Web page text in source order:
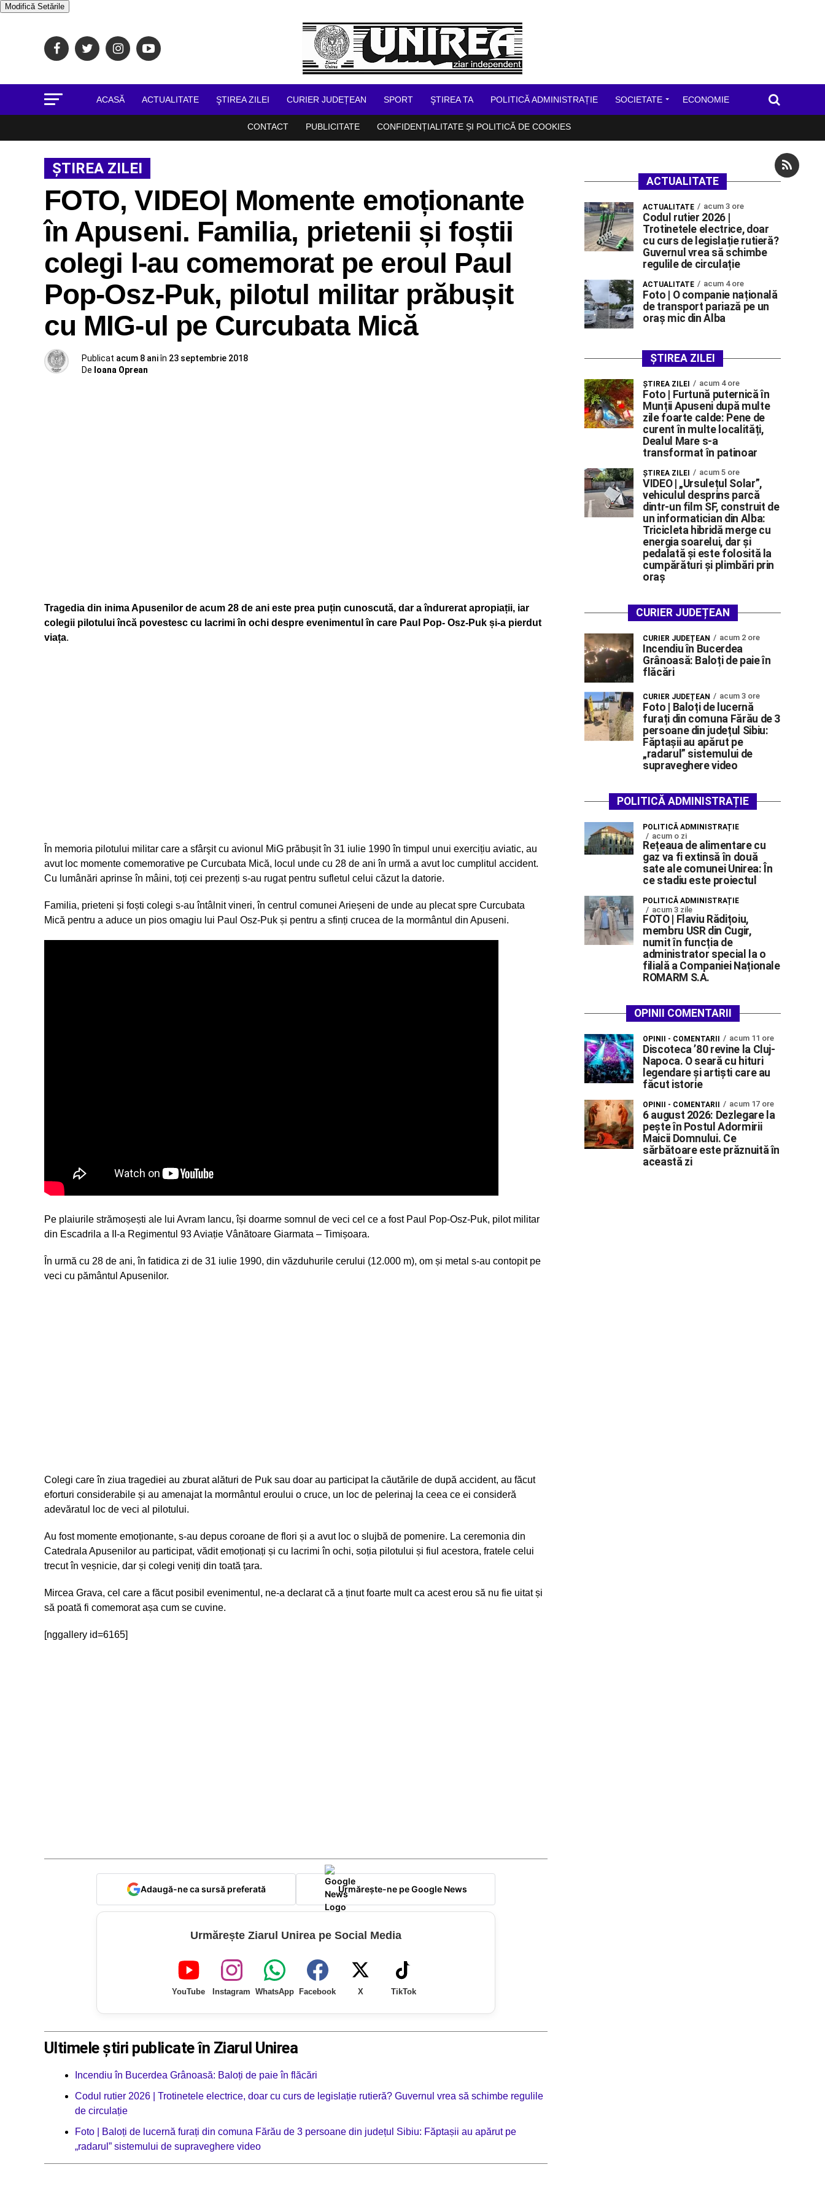
Modifică Setările
ACASĂ ACTUALITATE ŞTIREA ZILEI CURIER JUDEȚEAN SPORT ŞTIREA TA POLITICĂ ADMINISTRAȚIE SOCIETATE ECONOMIE
CONTACT PUBLICITATE CONFIDENȚIALITATE ȘI POLITICĂ DE COOKIES
ŞTIREA ZILEI
FOTO, VIDEO| Momente emoționante
în Apuseni. Familia, prietenii și foștii
colegi l-au comemorat pe eroul Paul
Pop-Osz-Puk, pilotul militar prăbușit
cu MIG-ul pe Curcubata Mică
Publicat acum 8 aniîn 23 septembrie 2018
De Ioana Oprean
Tragedia din inima Apusenilor de acum 28 de ani este prea puțin cunoscută, dar a îndurerat apropiații, iar
colegii pilotului încă povestesc cu lacrimi în ochi despre evenimentul în care Paul Pop- Osz-Puk și-a pierdut
viața.
În memoria pilotului militar care a sfârşit cu avionul MiG prăbușit în 31 iulie 1990 în timpul unui exercițiu aviatic, au
avut loc momente comemorative pe Curcubata Mică, locul unde cu 28 de ani în urmă a avut loc cumplitul accident.
Cu lumânări aprinse în mâini, toți cei prezenți s-au rugat pentru sufletul celui căzut la datorie.
Familia, prieteni și foști colegi s-au întâlnit vineri, în centrul comunei Arieșeni de unde au plecat spre Curcubata
Mică pentru a aduce un pios omagiu lui Paul Osz-Puk și pentru a sfinți crucea de la mormântul din Apuseni.
Pe plaiurile strămoșești ale lui Avram Iancu, își doarme somnul de veci cel ce a fost Paul Pop-Osz-Puk, pilot militar
din Escadrila a II-a Regimentul 93 Aviație Vânătoare Giarmata – Timișoara.
În urmă cu 28 de ani, în fatidica zi de 31 iulie 1990, din văzduhurile cerului (12.000 m), om și metal s-au contopit pe
veci cu pământul Apusenilor.
Colegi care în ziua tragediei au zburat alături de Puk sau doar au participat la căutările de după accident, au făcut
eforturi considerabile și au amenajat la mormântul eroului o cruce, un loc de pelerinaj la ceea ce ei consideră
adevăratul loc de veci al pilotului.
Au fost momente emoționante, s-au depus coroane de flori și a avut loc o slujbă de pomenire. La ceremonia din
Catedrala Apusenilor au participat, vădit emoționați și cu lacrimi în ochi, soția pilotului și fiul acestora, fratele celui
trecut în veșnicie, dar și colegi veniți din toată țara.
Mircea Grava, cel care a făcut posibil evenimentul, ne-a declarat că a ținut foarte mult ca acest erou să nu fie uitat și
să poată fi comemorat așa cum se cuvine.
[nggallery id=6165]
Adaugă-ne ca sursă preferată Urmărește-ne pe Google News
Urmărește Ziarul Unirea pe Social Media
YouTube Instagram WhatsApp Facebook X TikTok
Ultimele știri publicate în Ziarul Unirea
Incendiu în Bucerdea Grânoasă: Baloți de paie în flăcări
Codul rutier 2026 | Trotinetele electrice, doar cu curs de legislație rutieră? Guvernul vrea să schimbe regulile
de circulație
Foto | Baloți de lucernă furați din comuna Fărău de 3 persoane din județul Sibiu: Făptașii au apărut pe
„radarul” sistemului de supraveghere video
ACTUALITATE
ACTUALITATE acum 3 ore
Codul rutier 2026 |
Trotinetele electrice, doar
cu curs de legislație rutieră?
Guvernul vrea să schimbe
regulile de circulație
ACTUALITATE acum 4 ore
Foto | O companie națională
de transport pariază pe un
oraș mic din Alba
ȘTIREA ZILEI
ŞTIREA ZILEI acum 4 ore
Foto | Furtună puternică în
Munții Apuseni după multe
zile foarte calde: Pene de
curent în multe localități,
Dealul Mare s-a
transformat în patinoar
ŞTIREA ZILEI acum 5 ore
VIDEO | „Ursulețul Solar”,
vehiculul desprins parcă
dintr-un film SF, construit de
un informatician din Alba:
Tricicleta hibridă merge cu
energia soarelui, dar și
pedalată și este folosită la
cumpărături și plimbări prin
oraș
CURIER JUDEȚEAN
CURIER JUDEȚEAN acum 2 ore
Incendiu în Bucerdea
Grânoasă: Baloți de paie în
flăcări
CURIER JUDEȚEAN acum 3 ore
Foto | Baloți de lucernă
furați din comuna Fărău de 3
persoane din județul Sibiu:
Făptașii au apărut pe
„radarul” sistemului de
supraveghere video
POLITICĂ ADMINISTRAȚIE
POLITICĂ ADMINISTRAȚIE
acum o zi
Rețeaua de alimentare cu
gaz va fi extinsă în două
sate ale comunei Unirea: În
ce stadiu este proiectul
POLITICĂ ADMINISTRAȚIE
acum 3 zile
FOTO | Flaviu Rădițoiu,
membru USR din Cugir,
numit în funcția de
administrator special la o
filială a Companiei Naționale
ROMARM S.A.
OPINII COMENTARII
OPINII - COMENTARII acum 11 ore
Discoteca ’80 revine la Cluj-
Napoca. O seară cu hituri
legendare și artiști care au
făcut istorie
OPINII - COMENTARII acum 17 ore
6 august 2026: Dezlegare la
pește în Postul Adormirii
Maicii Domnului. Ce
sărbătoare este prăznuită în
această zi